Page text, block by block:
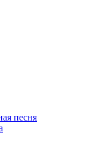
песня